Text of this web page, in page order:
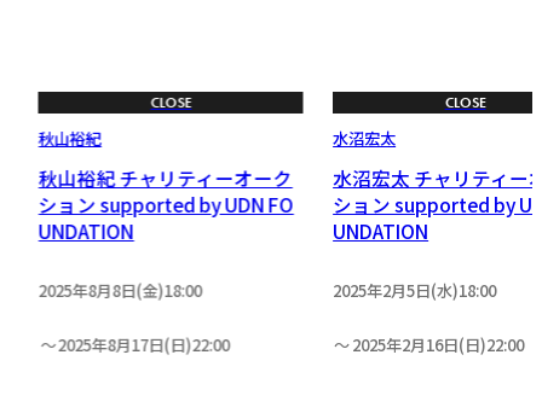
CLOSE
秋山裕紀
秋山裕紀 チャリティーオーク
ション supported by UDN FO
UNDATION
2025年8月8日(金)18:00
2025年8月17日(日)22:00
CLOSE
水沼宏太
水沼宏太 チャリティー
ション supported by
UNDATION
2025年2月5日(水)18:00
2025年2月16日(日)22:00